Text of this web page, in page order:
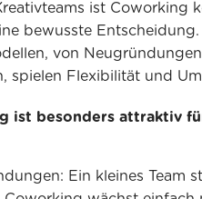
ist Coworking
bewusste
von
spielen Flexibilität und
ist besonders attraktiv
Ein kleines Team